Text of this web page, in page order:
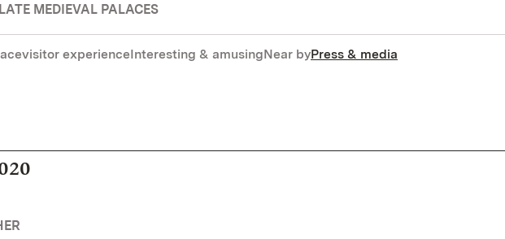
MEDIEVAL PALACES
visitor experienceInteresting & amusingNear byPress & media